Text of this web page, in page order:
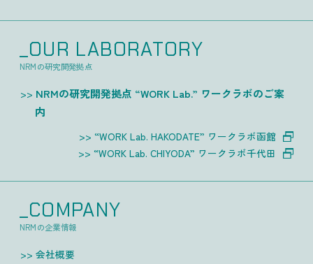
_OUR LABORATORY
NRMの研究開発拠点
NRMの研究開発拠点 “WORK Lab.” ワークラボのご案
内
“WORK Lab. HAKODATE” ワークラボ函館
“WORK Lab. CHIYODA” ワークラボ千代田
_COMPANY
NRMの企業情報
会社概要